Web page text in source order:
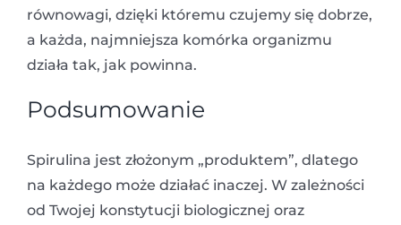
równowagi, dzięki któremu czujemy się dobrze,
a każda, najmniejsza komórka organizmu
działa tak, jak powinna.
Podsumowanie
Spirulina jest złożonym „produktem”, dlatego
na każdego może działać inaczej. W zależności
od Twojej konstytucji biologicznej oraz